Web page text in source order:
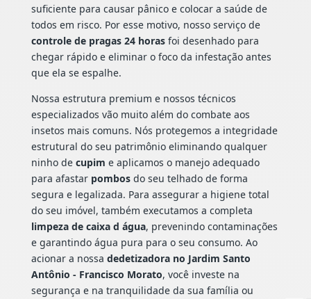
suficiente para causar pânico e colocar a saúde de
todos em risco. Por esse motivo, nosso serviço de
controle de pragas 24 horasfoi desenhado para
chegar rápido e eliminar o foco da infestação antes
que ela se espalhe.
Nossa estrutura premium e nossos técnicos
especializados vão muito além do combate aos
insetos mais comuns. Nós protegemos a integridade
estrutural do seu patrimônio eliminando qualquer
ninho de cupim e aplicamos o manejo adequado
para afastar pombosdo seu telhado de forma
segura e legalizada. Para assegurar a higiene total
do seu imóvel, também executamos a completa
limpeza de caixa d água, prevenindo contaminações
e garantindo água pura para o seu consumo. Ao
acionar a nossa dedetizadora no Jardim Santo
Antônio - Francisco Morato, você investe na
segurança e na tranquilidade da sua família ou